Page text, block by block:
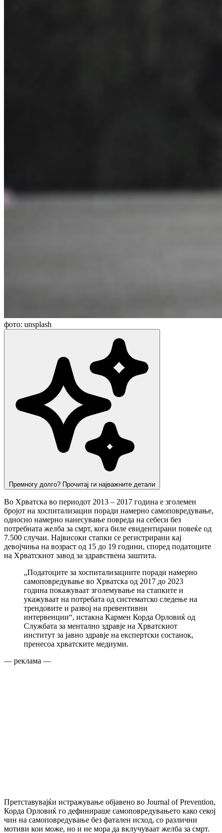
фото: unsplash
Премногу долго? Прочитај ги најважните детали
Во Хрватска во периодот 2013 – 2017 година е зголемен
бројот на хоспитализации поради намерно самоповредување,
односно намерно нанесување повреда на себеси без
потребната желба за смрт, кога биле евидентирани повеќе од
7.500 случаи. Највисоки стапки се регистрирани кај
девојчиња на возраст од 15 до 19 години, според податоците
на Хрватскиот завод за здравствена заштита.
„Податоците за хоспитализациите поради намерно
самоповредување во Хрватска од 2017 до 2023
година покажуваат зголемување на стапките и
укажуваат на потребата од систематско следење на
трендовите и развој на превентивни
интервенции“, истакна Кармен Корда Орловиќ од
Службата за ментално здравје на Хрватскиот
институт за јавно здравје на експертски состанок,
пренесоа хрватските медиуми.
— реклама —
Претставувајќи истражување објавено во Journal of Prevention,
Корда Орловиќ го дефинираше самоповредувањето како секој
чин на самоповредување без фатален исход, со различни
мотиви кои може, но и не мора да вклучуваат желба за смрт.